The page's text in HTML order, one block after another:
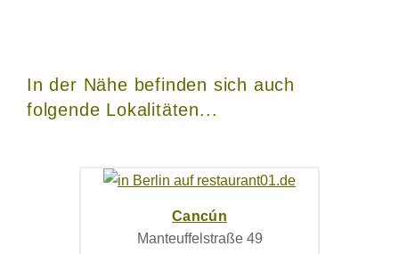
In der Nähe befinden sich auch
folgende Lokalitäten...
Cancún
Manteuffelstraße 49